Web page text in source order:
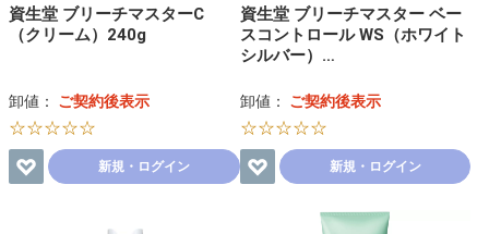
資生堂 ブリーチマスターC
（クリーム）240g
卸値： ご契約後表示
☆☆☆☆☆
新規・ログイン
資生堂 ブリーチマスター ベー
スコントロール WS（ホワイト
シルバー）…
卸値： ご契約後表示
☆☆☆☆☆
新規・ログイン